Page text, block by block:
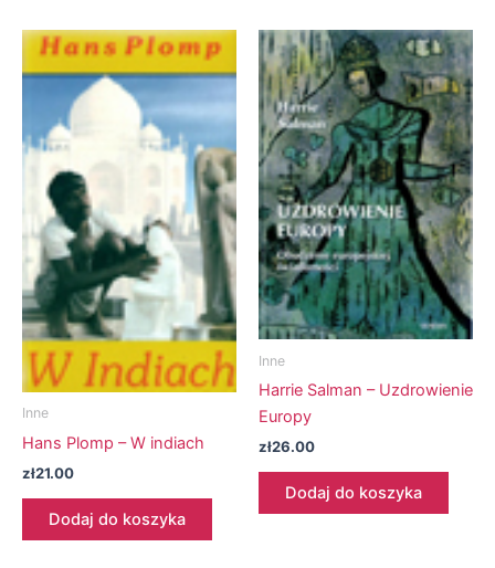
Inne
Hans Plomp – W indiach
zł21.00
Dodaj do koszyka
Inne
Harrie Salman – Uzdrowienie
Europy
zł26.00
Dodaj do koszyka